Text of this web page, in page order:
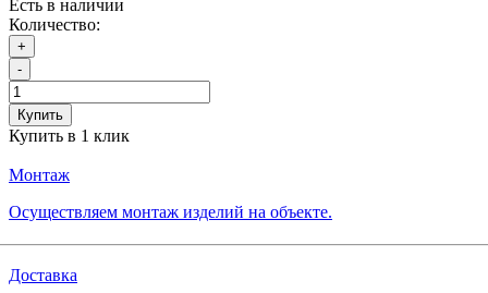
Есть в наличии
Количество:
+
-
Купить
Купить в 1 клик
Монтаж
Осуществляем монтаж изделий на объекте.
Доставка